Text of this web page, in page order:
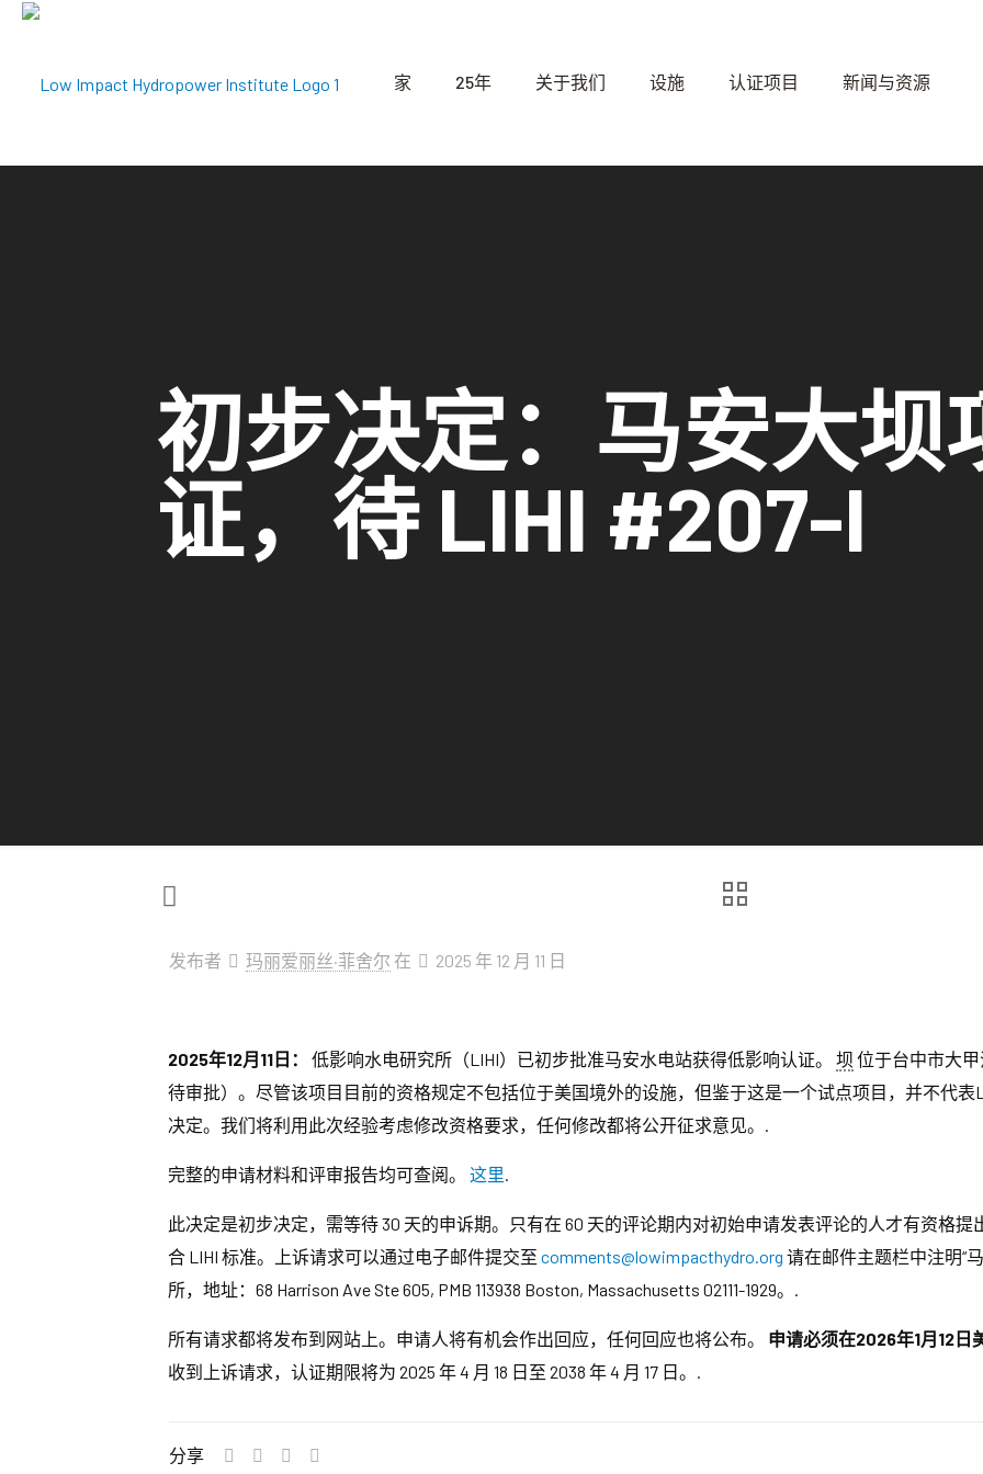
家 25年 关于我们 设施 认证项目 新闻与资源
初步决定：马安大坝
证，待 LIHI #207-I
发布者 玛丽爱丽丝·菲舍尔 在 2025 年 12 月 11 日
2025年12月11日： 低影响水电研究所（LIHI）已初步批准马安水电站获得低影响认证。 坝 位于台中市大甲
待审批）。尽管该项目目前的资格规定不包括位于美国境外的设施，但鉴于这是一个试点项目，并不代
决定。我们将利用此次经验考虑修改资格要求，任何修改都将公开征求意见。.
完整的申请材料和评审报告均可查阅。 这里.
此决定是初步决定，需等待 30 天的申诉期。只有在 60 天的评论期内对初始申请发表评论的人才有资格
合 LIHI 标准。上诉请求可以通过电子邮件提交至 comments@lowimpacthydro.org 请在邮件主题栏中注明“
所，地址：68 Harrison Ave Ste 605, PMB 113938 Boston, Massachusetts 02111-1929。.
所有请求都将发布到网站上。申请人将有机会作出回应，任何回应也将公布。 申请必须在2026年1月12日
收到上诉请求，认证期限将为 2025 年 4 月 18 日至 2038 年 4 月 17 日。.
分享